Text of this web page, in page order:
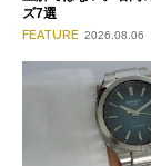
ズ7選
FEATURE 2026.08.06